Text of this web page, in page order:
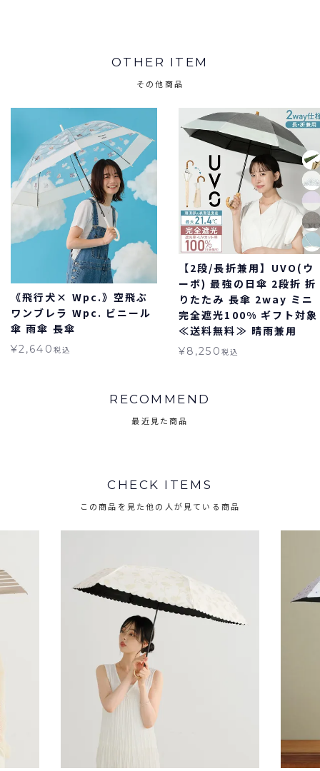
OTHER ITEM
その他商品
《飛行犬× Wpc.》空飛ぶ
ワンブレラ Wpc. ビニール
傘 雨傘 長傘
¥2,640 税込
【2段/長折兼用】UVO(ウ
ーボ) 最強の日傘 2段折 折
りたたみ 長傘 2way ミニ
完全遮光100% ギフト対象
≪送料無料≫ 晴雨兼用
¥8,250 税込
RECOMMEND
最近見た商品
CHECK ITEMS
この商品を見た他の人が見ている商品